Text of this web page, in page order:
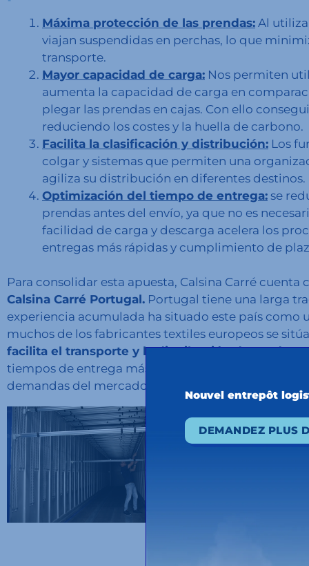
Máxima protección de las prendas: Al
viajan suspendidas en perchas, lo que
transporte.
Mayor capacidad de carga: Nos permiten
aumenta la capacidad de carga en
plegar las prendas en cajas. Con ello
reduciendo los costes y la huella de carbono.
Facilita la clasificación y distribución: Los
colgar y sistemas que permiten una
agiliza su distribución en diferentes destinos.
Optimización del tiempo de entrega: se
prendas antes del envío, ya que no es
facilidad de carga y descarga acelera los
entregas más rápidas y cumplimiento de
Para consolidar esta apuesta, Calsina Carré
Calsina Carré Portugal. Portugal tiene una larga
experiencia acumulada ha situado este país
muchos de los fabricantes textiles europeos se
facilita el transporte y la distribución de
tiempos de entrega más cortos, sin intermediarios
demandas del mercado.
Nouvel entrepôt
DEMANDEZ PLUS